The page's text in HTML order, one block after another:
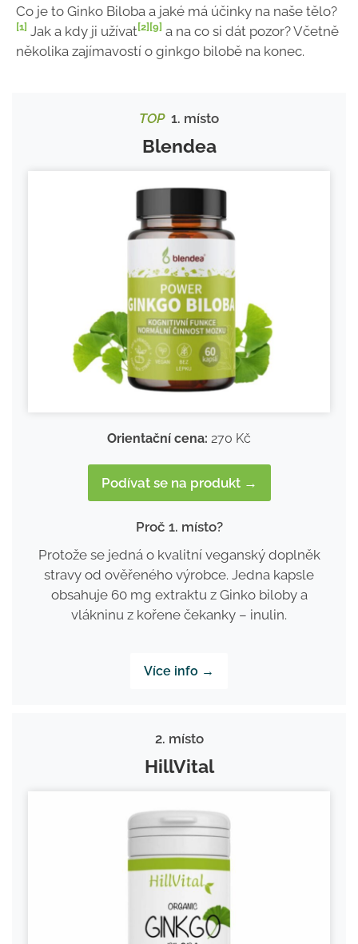
Co je to Ginko Biloba a jaké má účinky na naše tělo?
[1] Jak a kdy ji užívat [2] [9] a na co si dát pozor? Včetně
několika zajímavostí o ginkgo bilobě na konec.
TOP1. místo
Blendea
Orientační cena: 270 Kč
Podívat se na produkt →
Proč 1. místo?
Protože se jedná o kvalitní veganský doplněk
stravy od ověřeného výrobce. Jedna kapsle
obsahuje 60 mg extraktu z Ginko biloby a
vlákninu z kořene čekanky – inulin.
Více info →
2. místo
HillVital